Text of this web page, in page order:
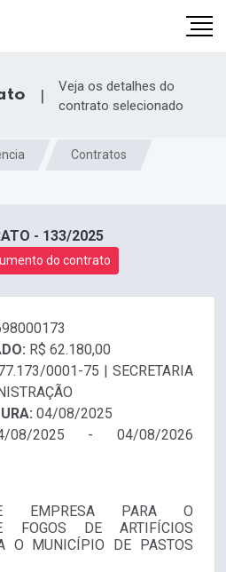
|
Veja os detalhes do
contrato selecionado
Contratos
- 133/2025
do contrato
R$ 62.180,00
0001-75 | SECRETARIA
04/08/2025
08/2025 - 04/08/2026
EMPRESA PARA O
FOGOS DE ARTIFÍCIOS
O MUNICÍPIO DE PASTOS